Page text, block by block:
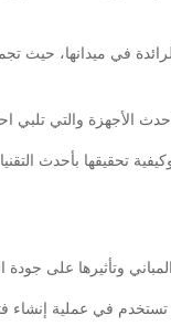
في ميدانها، حيث
والتي تلبي
تحقيقها بأحدث